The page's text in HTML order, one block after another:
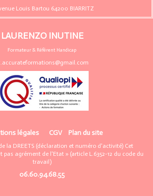
Louis Bartou 64200 BIARRITZ
LAURENZO INUTINE
Formateur & Référent Handicap
légales CGV Plan du site
la DREETS (déclaration et numéro d'activité) Cet
pas agrément de l'Etat » (article L.6352-12 du code du
travail)
06.60.94.68.55